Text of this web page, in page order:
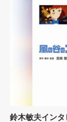
鈴木敏夫インタ